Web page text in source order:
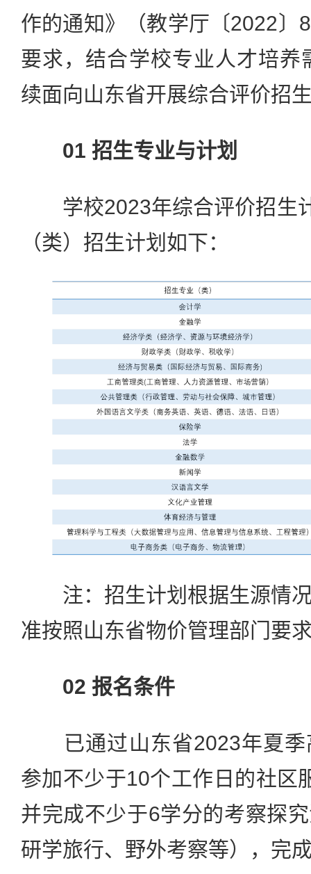
作的通知》（教学厅〔2022〕
要求，结合学校专业人才培养
续面向山东省开展综合评价招
01 招生专业与计划
学校2023年综合评价招生
（类）招生计划如下：
注：招生计划根据生源情况
准按照山东省物价管理部门要
02 报名条件
已通过山东省2023年夏季
参加不少于10个工作日的社区
并完成不少于6学分的考察探
研学旅行、野外考察等），完